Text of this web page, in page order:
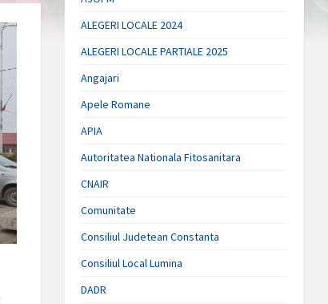
ALEGERI LOCALE 2024
ALEGERI LOCALE PARTIALE 2025
Angajari
Apele Romane
APIA
Autoritatea Nationala Fitosanitara
CNAIR
Comunitate
Consiliul Judetean Constanta
Consiliul Local Lumina
DADR